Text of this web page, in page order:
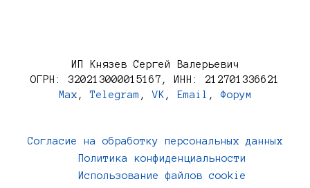
ИП Князев Сергей Валерьевич
ОГРН: 320213000015167, ИНН: 212701336621
Max ,Telegram ,VK , Email , Форум
Согласие на обработку персональных данных
Политика конфиденциальности
Использование файлов cookie